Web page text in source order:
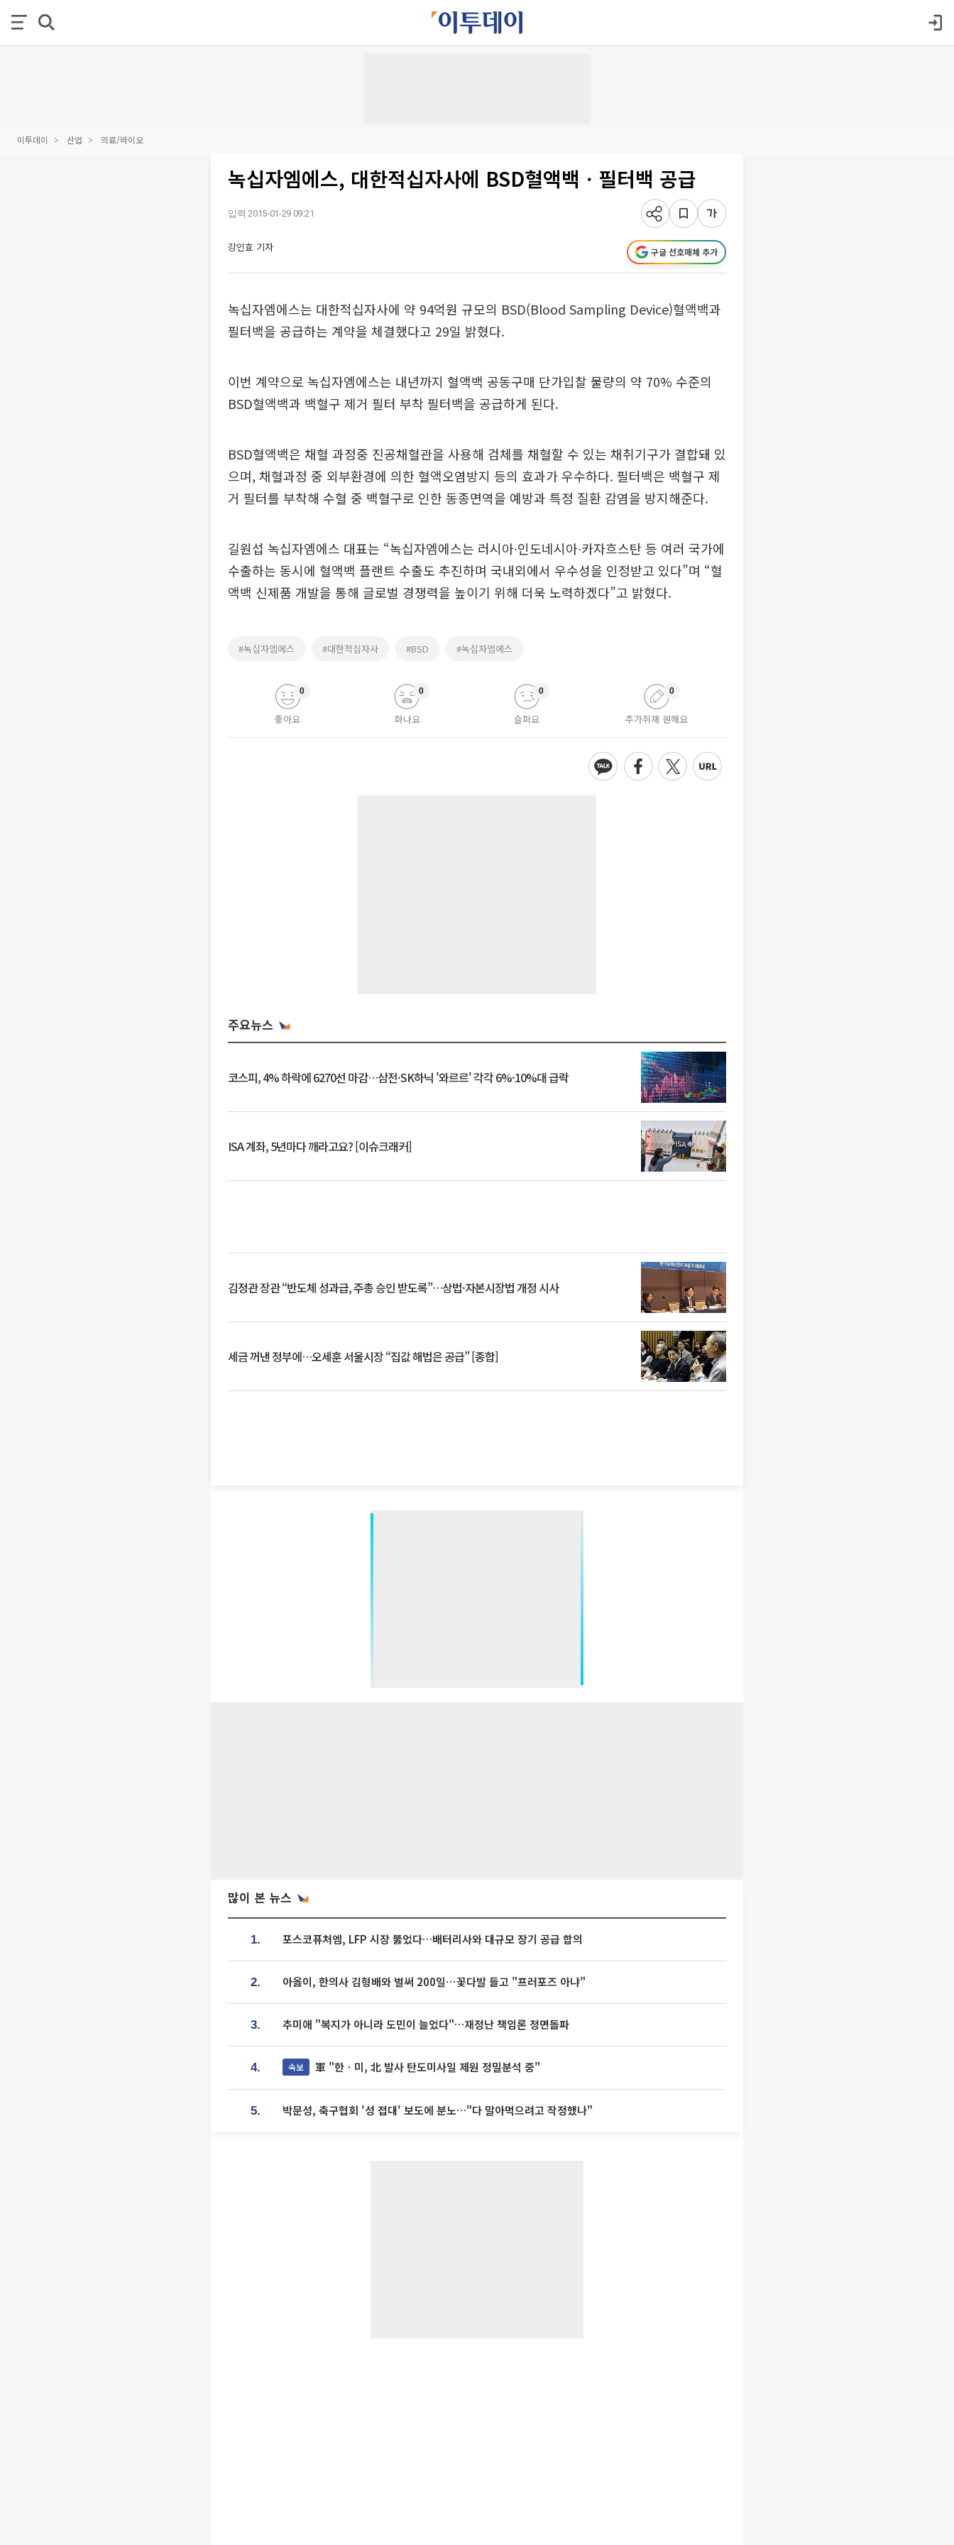
이투데이 산업 의료/바이오
녹십자엠에스, 대한적십자사에 BSD혈액백ㆍ필터백 공급
입력 2015-01-29 09:21
강인효 기자 구글 선호매체 추가
녹십자엠에스는 대한적십자사에 약 94억원 규모의 BSD(Blood Sampling Device)혈액백과
필터백을 공급하는 계약을 체결했다고 29일 밝혔다.
이번 계약으로 녹십자엠에스는 내년까지 혈액백 공동구매 단가입찰 물량의 약 70% 수준의
BSD혈액백과 백혈구 제거 필터 부착 필터백을 공급하게 된다.
BSD혈액백은 채혈 과정중 진공채혈관을 사용해 검체를 채혈할 수 있는 채취기구가 결합돼 있
으며, 채혈과정 중 외부환경에 의한 혈액오염방지 등의 효과가 우수하다. 필터백은 백혈구 제
거 필터를 부착해 수혈 중 백혈구로 인한 동종면역을 예방과 특정 질환 감염을 방지해준다.
길원섭 녹십자엠에스 대표는 “녹십자엠에스는 러시아∙인도네시아∙카자흐스탄 등 여러 국가에
수출하는 동시에 혈액백 플랜트 수출도 추진하며 국내외에서 우수성을 인정받고 있다”며 “혈
액백 신제품 개발을 통해 글로벌 경쟁력을 높이기 위해 더욱 노력하겠다”고 밝혔다.
#녹십자엠에스 #대한적십자사 #BSD #녹십자엠에스
좋아요
0
화나요
0
슬퍼요
0
추가취재 원해요
0
주요뉴스
코스피, 4% 하락에 6270선 마감…삼전·SK하닉 '와르르' 각각 6%·10%대 급락
ISA 계좌, 5년마다 깨라고요? [이슈크래커]
김정관 장관 “반도체 성과급, 주총 승인 받도록”…상법·자본시장법 개정 시사
세금 꺼낸 정부에…오세훈 서울시장 “집값 해법은 공급” [종합]
많이 본 뉴스
1. 포스코퓨처엠, LFP 시장 뚫었다…배터리사와 대규모 장기 공급 합의
2. 아옳이, 한의사 김형배와 벌써 200일⋯꽃다발 들고 "프러포즈 아냐"
3. 추미애 "복지가 아니라 도민이 늘었다"…재정난 책임론 정면돌파
4. 속보 軍 "한ㆍ미, 北 발사 탄도미사일 제원 정밀분석 중"
5. 박문성, 축구협회 '성 접대' 보도에 분노…"다 말아먹으려고 작정했나"